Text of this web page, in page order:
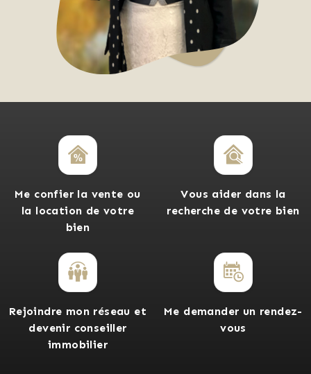
Me confier la vente ou
la location de votre
bien
Vous aider dans la
recherche de votre bien
Rejoindre mon réseau et
devenir conseiller
immobilier
Me demander un rendez-
vous